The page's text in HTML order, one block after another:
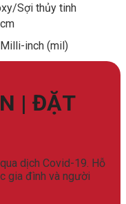
Sợi thủy tinh
inch (mil)
| ĐẶT
dịch Covid-19. Hỗ
gia đình và người